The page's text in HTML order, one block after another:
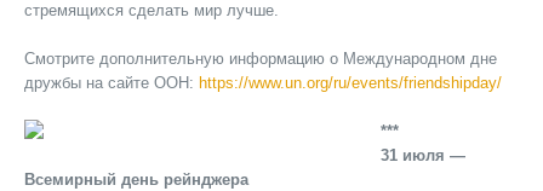
стремящихся сделать мир лучше.
Смотрите дополнительную информацию о Международном дне
дружбы на сайте ООН: https://www.un.org/ru/events/friendshipday/
***
31 июля —
Всемирный день рейнджера